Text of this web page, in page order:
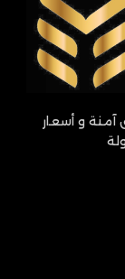
آمنة و أسعار